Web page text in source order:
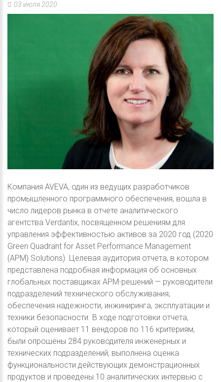
03 июля 2020
Компания AVEVA, один из ведущих разработчиков
промышленного программного обеспечения, вошла в
число лидеров рынка в отчете аналитического
агентства Verdantix, посвященном решениям для
управления эффективностью активов за 2020 год (2020
Green Quadrant for Asset Performance Management
(APM) Solutions). Целевая аудитория отчета, в котором
представлена подробная информация об основных
глобальных поставщиках APM-решений — руководители
подразделений технического обслуживания,
обеспечения надежности, инжиниринга, эксплуатации и
техники безопасности. В ходе подготовки отчета,
который оценивает 11 вендоров по 116 критериям,
были опрошены 284 руководителя инженерных и
технических подразделений, выполнена оценка
функциональности действующих демонстрационных
продуктов и проведены 10 аналитических интервью с